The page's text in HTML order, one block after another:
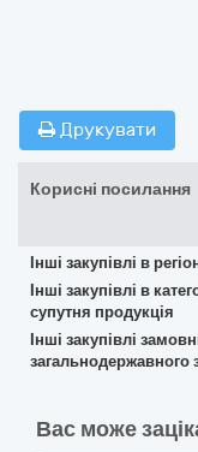
Друкувати
Корисні посилання
Інші закупівлі в
Інші закупівлі в
супутня продукція
Інші закупівлі
загальнодержавного
Вас може